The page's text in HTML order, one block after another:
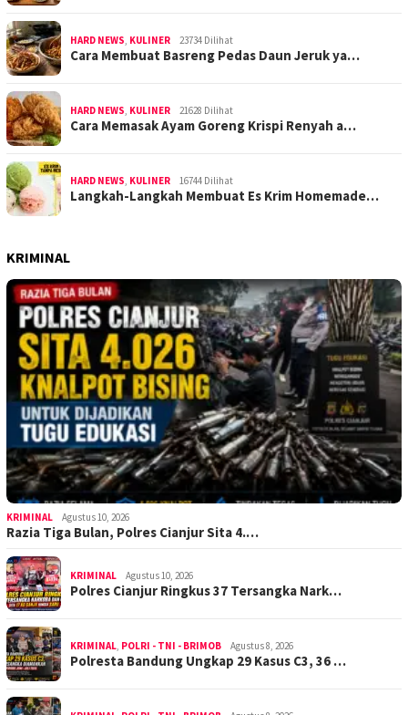
HARD NEWS, KULINER 23734 Dilihat
Cara Membuat Basreng Pedas Daun Jeruk ya…
HARD NEWS, KULINER 21628 Dilihat
Cara Memasak Ayam Goreng Krispi Renyah a…
HARD NEWS, KULINER 16744 Dilihat
Langkah-Langkah Membuat Es Krim Homemade…
KRIMINAL
KRIMINAL Agustus 10, 2026
Razia Tiga Bulan, Polres Cianjur Sita 4.…
KRIMINAL Agustus 10, 2026
Polres Cianjur Ringkus 37 Tersangka Nark…
KRIMINAL, POLRI - TNI - BRIMOB Agustus 8, 2026
Polresta Bandung Ungkap 29 Kasus C3, 36 …